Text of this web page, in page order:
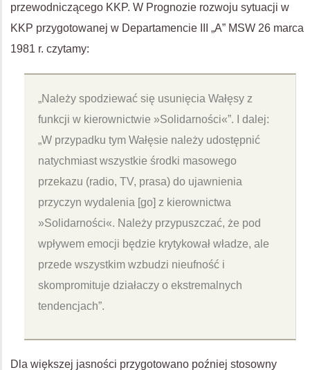
przewodniczącego KKP. W Prognozie rozwoju sytuacji w
KKP przygotowanej w Departamencie III „A” MSW 26 marca
1981 r. czytamy:
„Należy spodziewać się usunięcia Wałęsy z
funkcji w kierownictwie »Solidarności«”. I dalej:
„W przypadku tym Wałęsie należy udostępnić
natychmiast wszystkie środki masowego
przekazu (radio, TV, prasa) do ujawnienia
przyczyn wydalenia [go] z kierownictwa
»Solidarności«. Należy przypuszczać, że pod
wpływem emocji będzie krytykował władze, ale
przede wszystkim wzbudzi nieufność i
skompromituje działaczy o ekstremalnych
tendencjach”.
Dla większej jasności przygotowano poźniej stosowny